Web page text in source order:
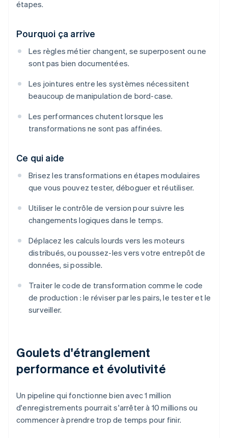
étapes.
Pourquoi ça arrive
Les règles métier changent, se superposent ou ne
sont pas bien documentées.
Les jointures entre les systèmes nécessitent
beaucoup de manipulation de bord-case.
Les performances chutent lorsque les
transformations ne sont pas affinées.
Ce qui aide
Brisez les transformations en étapes modulaires
que vous pouvez tester, déboguer et réutiliser.
Utiliser le contrôle de version pour suivre les
changements logiques dans le temps.
Déplacez les calculs lourds vers les moteurs
distribués, ou poussez-les vers votre entrepôt de
données, si possible.
Traiter le code de transformation comme le code
de production : le réviser par les pairs, le tester et le
surveiller.
Goulets d'étranglement
performance et évolutivité
Un pipeline qui fonctionne bien avec 1 million
d'enregistrements pourrait s'arrêter à 10 millions ou
commencer à prendre trop de temps pour finir.